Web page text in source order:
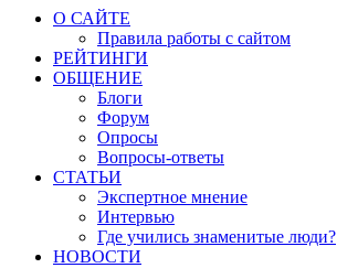
О САЙТЕ
Правила работы с сайтом
РЕЙТИНГИ
ОБЩЕНИЕ
Блоги
Форум
Опросы
Вопросы-ответы
СТАТЬИ
Экспертное мнение
Интервью
Где учились знаменитые люди?
НОВОСТИ